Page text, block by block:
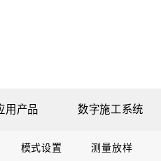
用产品 数字施工系统
模式设置 测量放样